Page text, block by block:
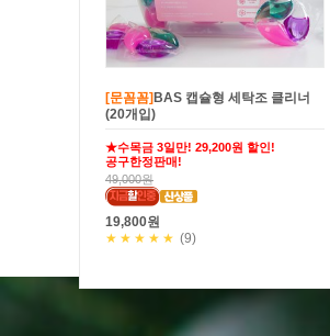
[문꼼꼼] BAS 캡슐형 세탁조 클리너
(20개입)
★수목금 3일만! 29,200원 할인!
공구한정판매!
49,000원
19,800원
★★★★★ (9)